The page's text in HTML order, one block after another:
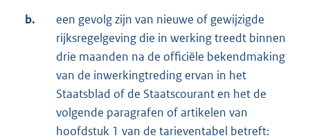
b.
een gevolg zijn van nieuwe of gewijzigde
rijksregelgeving die in werking treedt binnen
drie maanden na de officiële bekendmaking
van de inwerkingtreding ervan in het
Staatsblad of de Staatscourant en het de
volgende paragrafen of artikelen van
hoofdstuk 1 van de tarieventabel betreft: